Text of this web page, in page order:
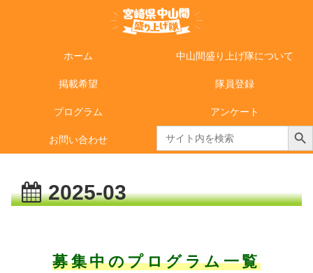
ホーム 中山間盛り上げ隊について
掲載希望 隊員登録
プログラム アンケート
お問い合わせ
Search
for:
Search Button
2025-03
募集中のプログラム一覧